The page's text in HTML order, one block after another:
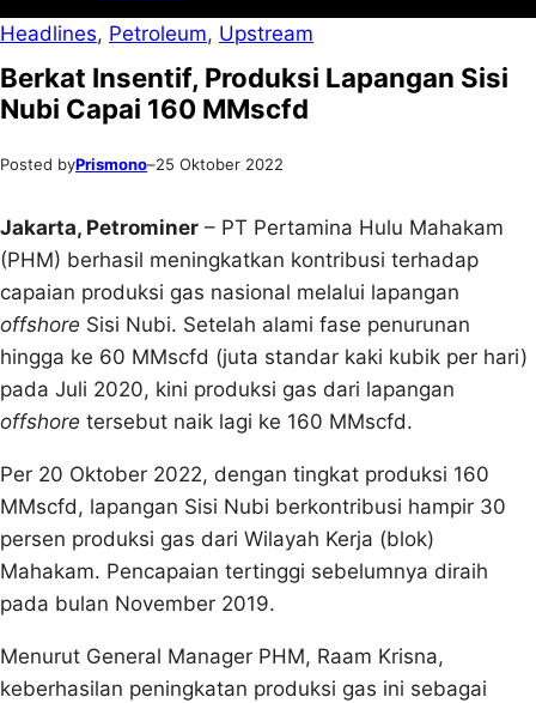
Headlines, Petroleum, Upstream
Berkat Insentif, Produksi Lapangan Sisi
Nubi Capai 160 MMscfd
Posted byPrismono–25 Oktober 2022
Jakarta, Petrominer – PT Pertamina Hulu Mahakam
(PHM) berhasil meningkatkan kontribusi terhadap
capaian produksi gas nasional melalui lapangan
offshore Sisi Nubi. Setelah alami fase penurunan
hingga ke 60 MMscfd (juta standar kaki kubik per hari)
pada Juli 2020, kini produksi gas dari lapangan
offshore tersebut naik lagi ke 160 MMscfd.
Per 20 Oktober 2022, dengan tingkat produksi 160
MMscfd, lapangan Sisi Nubi berkontribusi hampir 30
persen produksi gas dari Wilayah Kerja (blok)
Mahakam. Pencapaian tertinggi sebelumnya diraih
pada bulan November 2019.
Menurut General Manager PHM, Raam Krisna,
keberhasilan peningkatan produksi gas ini sebagai